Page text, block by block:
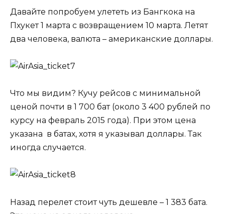
Давайте попробуем улететь из Бангкока на
Пхукет 1 марта с возвращением 10 марта. Летят
два человека, валюта – американские доллары.
Что мы видим? Кучу рейсов с минимальной
ценой почти в 1 700 бат (около 3 400 рублей по
курсу на февраль 2015 года). При этом цена
указана в батах, хотя я указывал доллары. Так
иногда случается.
Назад перелет стоит чуть дешевле – 1 383 бата.